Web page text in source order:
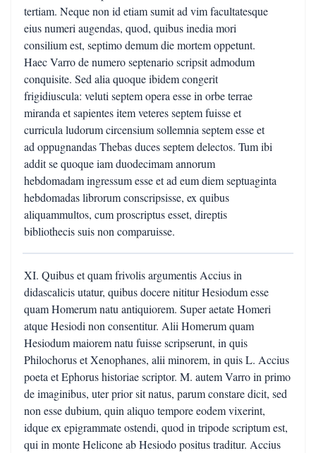
tertiam. Neque non id etiam sumit ad vim facultatesque
eius numeri augendas, quod, quibus inedia mori
consilium est, septimo demum die mortem oppetunt.
Haec Varro de numero septenario scripsit admodum
conquisite. Sed alia quoque ibidem congerit
frigidiuscula: veluti septem opera esse in orbe terrae
miranda et sapientes item veteres septem fuisse et
curricula ludorum circensium sollemnia septem esse et
ad oppugnandas Thebas duces septem delectos. Tum ibi
addit se quoque iam duodecimam annorum
hebdomadam ingressum esse et ad eum diem septuaginta
hebdomadas librorum conscripsisse, ex quibus
aliquammultos, cum proscriptus esset, direptis
bibliothecis suis non comparuisse.
XI. Quibus et quam frivolis argumentis Accius in
didascalicis utatur, quibus docere nititur Hesiodum esse
quam Homerum natu antiquiorem. Super aetate Homeri
atque Hesiodi non consentitur. Alii Homerum quam
Hesiodum maiorem natu fuisse scripserunt, in quis
Philochorus et Xenophanes, alii minorem, in quis L. Accius
poeta et Ephorus historiae scriptor. M. autem Varro in primo
de imaginibus, uter prior sit natus, parum constare dicit, sed
non esse dubium, quin aliquo tempore eodem vixerint,
idque ex epigrammate ostendi, quod in tripode scriptum est,
qui in monte Helicone ab Hesiodo positus traditur. Accius